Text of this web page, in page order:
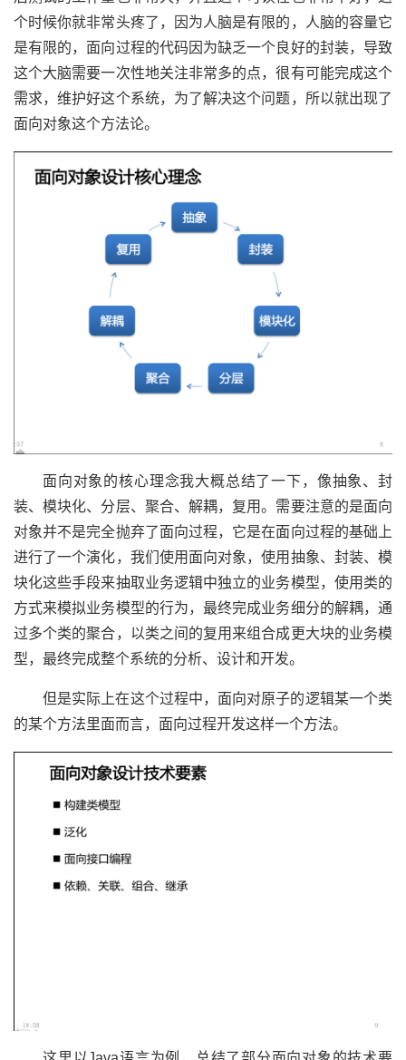
个时候你就非常头疼了，因为人脑是有限的，人脑的容量它
是有限的，面向过程的代码因为缺乏一个良好的封装，导致
这个大脑需要一次性地关注非常多的点，很有可能完成这个
需求，维护好这个系统，为了解决这个问题，所以就出现了
面向对象这个方法论。
面向对象的核心理念我大概总结了一下，像抽象、封
装、模块化、分层、聚合、解耦，复用。需要注意的是面向
对象并不是完全抛弃了面向过程，它是在面向过程的基础上
进行了一个演化，我们使用面向对象，使用抽象、封装、模
块化这些手段来抽取业务逻辑中独立的业务模型，使用类的
方式来模拟业务模型的行为，最终完成业务细分的解耦，通
过多个类的聚合，以类之间的复用来组合成更大块的业务模
型，最终完成整个系统的分析、设计和开发。
但是实际上在这个过程中，面向对原子的逻辑某一个类
的某个方法里面而言，面向过程开发这样一个方法。